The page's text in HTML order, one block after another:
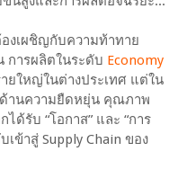
งเผชิญกับความท้าทาย
ารผลิตในระดับ Economy
ยใหญ่ในต่างประเทศ แต่ใน
านความยืดหยุ่น คุณภาพ
ด้รับ “โอกาส” และ “การ
เข้าสู่ Supply Chain ของ